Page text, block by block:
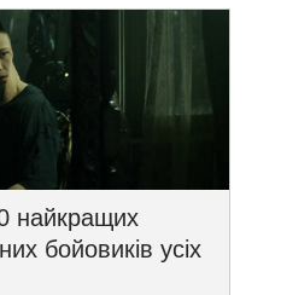
найкращих
бойовиків усіх